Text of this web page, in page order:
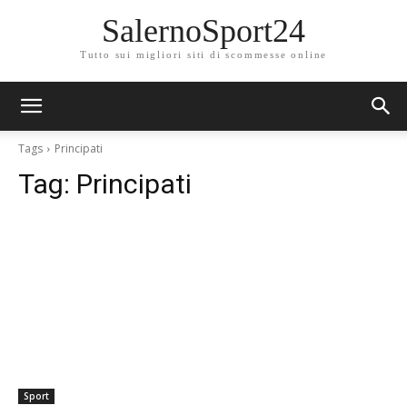
SalernoSport24
Tutto sui migliori siti di scommesse online
Tags Principati
Tag: Principati
Sport